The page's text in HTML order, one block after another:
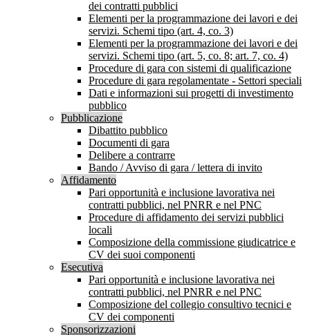
dei contratti pubblici
Elementi per la programmazione dei lavori e dei
servizi. Schemi tipo (art. 4, co. 3)
Elementi per la programmazione dei lavori e dei
servizi. Schemi tipo (art. 5, co. 8; art. 7, co. 4)
Procedure di gara con sistemi di qualificazione
Procedure di gara regolamentate - Settori speciali
Dati e informazioni sui progetti di investimento
pubblico
Pubblicazione
Dibattito pubblico
Documenti di gara
Delibere a contrarre
Bando / Avviso di gara / lettera di invito
Affidamento
Pari opportunità e inclusione lavorativa nei
contratti pubblici, nel PNRR e nel PNC
Procedure di affidamento dei servizi pubblici
locali
Composizione della commissione giudicatrice e
CV dei suoi componenti
Esecutiva
Pari opportunità e inclusione lavorativa nei
contratti pubblici, nel PNRR e nel PNC
Composizione del collegio consultivo tecnici e
CV dei componenti
Sponsorizzazioni